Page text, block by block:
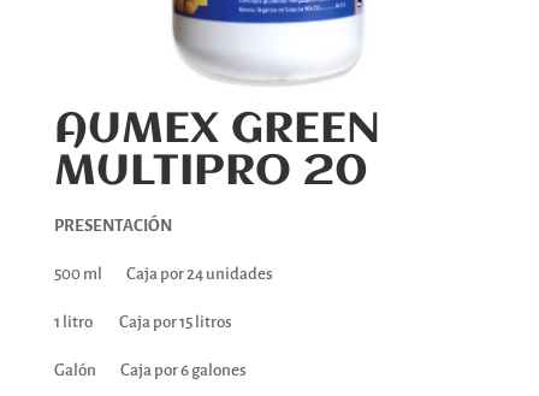
AUMEX GREEN
MULTIPRO 20
PRESENTACIÓN
500 ml Caja por 24 unidades
1 litro Caja por 15 litros
Galón Caja por 6 galones